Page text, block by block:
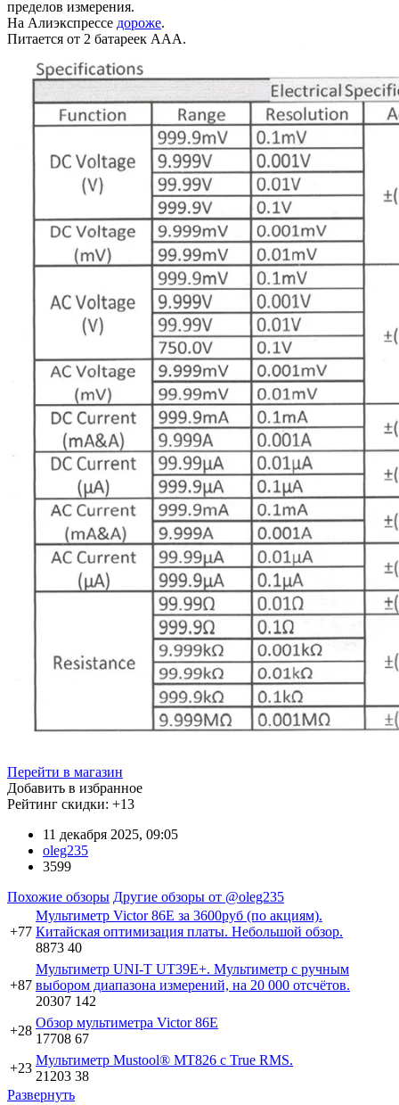
пределов измерения.
На Алиэкспрессе дороже.
Питается от 2 батареек ААА.
Перейти в магазин
Добавить в избранное
Рейтинг скидки: +13
11 декабря 2025, 09:05
oleg235
3599
Похожие обзоры Другие обзоры от @oleg235
+77
Мультиметр Victor 86E за 3600руб (по акциям).
Китайская оптимизация платы. Небольшой обзор.
8873 40
+87
Мультиметр UNI-T UT39E+. Мультиметр с ручным
выбором диапазона измерений, на 20 000 отсчётов.
20307 142
+28
Обзор мультиметра Victor 86E
17708 67
+23
Мультиметр Mustool® MT826 с True RMS.
21203 38
Развернуть